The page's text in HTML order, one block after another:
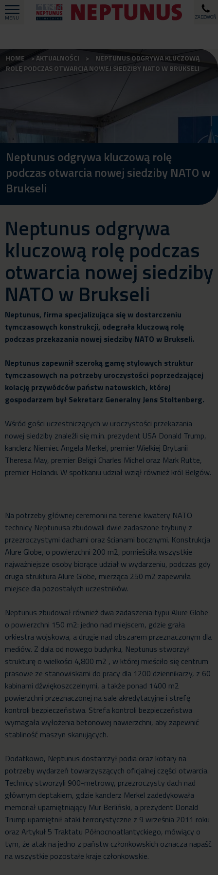
MENU ZADZWOŃ
HOME AKTUALNOŚCI
NEPTUNUS ODGRYWA KLUCZOWĄ
ROLĘ PODCZAS OTWARCIA NOWEJ SIEDZIBY NATO W BRUKSELI
Neptunus odgrywa kluczową rolę
podczas otwarcia nowej siedziby NATO w
Brukseli
Neptunus odgrywa
kluczową rolę podczas
otwarcia nowej siedziby
NATO w Brukseli
Neptunus, firma specjalizująca się w dostarczeniu
tymczasowych konstrukcji, odegrała kluczową rolę
podczas przekazania nowej siedziby NATO w Brukseli.
Neptunus zapewnił szeroką gamę stylowych struktur
tymczasowych na potrzeby uroczystości poprzedzającej
kolację przywódców państw natowskich, której
gospodarzem był Sekretarz Generalny Jens Stoltenberg.
Wśród gości uczestniczących w uroczystości przekazania
nowej siedziby znaleźli się m.in. prezydent USA Donald Trump,
kanclerz Niemiec Angela Merkel, premier Wielkiej Brytanii
Theresa May, premier Beligii Charles Michel oraz Mark Rutte,
premier Holandii. W spotkaniu udział wziął również król Belgów.
Na potrzeby głównej ceremonii na terenie kwatery NATO
technicy Neptunusa zbudowali dwie zadaszone trybuny z
przezroczystymi dachami oraz ścianami bocznymi. Konstrukcja
Alure Globe, o powierzchni 200 m2, pomieściła wszystkie
najważniejsze osoby biorące udział w wydarzeniu, podczas gdy
druga struktura Alure Globe, mierząca 250 m2 zapewniła
miejsce dla pozostałych uczestników.
Neptunus zbudował również dwa zadaszenia typu Alure Globe
o powierzchni 150 m2: jedno nad miejscem, gdzie grała
orkiestra wojskowa, a drugie nad obszarem przeznaczonym dla
mediów. Z dala od nowego budynku, Neptunus stworzył
strukturę o wielkości 4,800 m2 , w której mieściło się centrum
prasowe ze stanowiskami do pracy dla 1200 dziennikarzy, z 60
kabinami dźwiękoszczelnymi, a także ponad 1400 m2
powierzchni przeznaczonej na sale akredytacyjne i strefę
kontroli bezpieczeństwa. Strefa kontroli bezpieczeństwa
wymagała wyłożenia betonowej nawierzchni, aby zapewnić
stabliność maszyn skanujących.
Dodatkowo, Neptunus dostarczył podia oraz kotary na
potrzeby wydarzeń towarzyszących oficjalnej części otwarcia.
Technicy stworzyli 900-metrowy, przezroczysty dach nad
głównym deptakiem, gdzie kanclerz Merkel zadedykowała
memoriał upamiętniający Mur Berliński, a prezydent Donald
Trump upamiętnił ataki terrorystyczne z 9 września 2011 roku
oraz Artykuł 5 Traktatu Północnoatlantyckiego, mówiący o
tym, że atak na jedno z państw członkowskich oznacza napaść
na wszystkie pozostałe kraje członkowskie.